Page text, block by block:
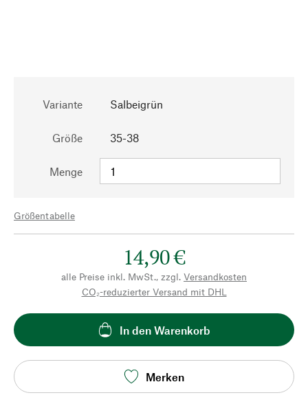
Variante Salbeigrün
Größe 35-38
Menge
Größentabelle
14,90 €
alle Preise inkl. MwSt., zzgl. Versandkosten
CO₂-reduzierter Versand mit DHL
In den Warenkorb
Merken